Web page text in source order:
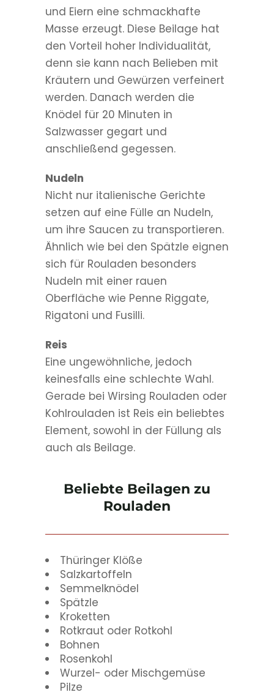
und Eiern eine schmackhafte
Masse erzeugt. Diese Beilage hat
den Vorteil hoher Individualität,
denn sie kann nach Belieben mit
Kräutern und Gewürzen verfeinert
werden. Danach werden die
Knödel für 20 Minuten in
Salzwasser gegart und
anschließend gegessen.
Nudeln
Nicht nur italienische Gerichte
setzen auf eine Fülle an Nudeln,
um ihre Saucen zu transportieren.
Ähnlich wie bei den Spätzle eignen
sich für Rouladen besonders
Nudeln mit einer rauen
Oberfläche wie Penne Riggate,
Rigatoni und Fusilli.
Reis
Eine ungewöhnliche, jedoch
keinesfalls eine schlechte Wahl.
Gerade bei Wirsing Rouladen oder
Kohlrouladen ist Reis ein beliebtes
Element, sowohl in der Füllung als
auch als Beilage.
Beliebte Beilagen zu
Rouladen
Thüringer Klöße
Salzkartoffeln
Semmelknödel
Spätzle
Kroketten
Rotkraut oder Rotkohl
Bohnen
Rosenkohl
Wurzel- oder Mischgemüse
Pilze